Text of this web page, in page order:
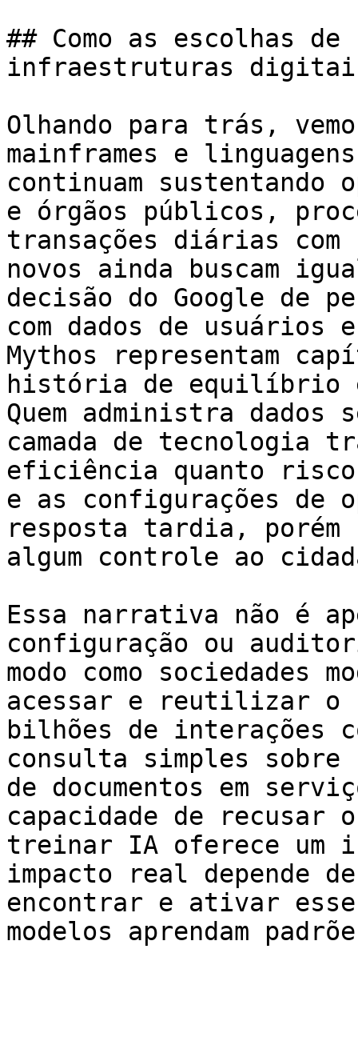
## Como as escolhas de
infraestruturas
Olhando para trás,
mainframes e
continuam sustentando
e órgãos públicos,
transações diárias com
novos ainda buscam
decisão do Google de
com dados de usuários
Mythos representam
história de equilíbrio
Quem administra dados
camada de tecnologia
eficiência quanto
e as configurações de
resposta tardia, porém
algum controle ao
Essa narrativa não é
configuração ou
modo como sociedades
acessar e reutilizar o
bilhões de interações
consulta simples
de documentos em
capacidade de recusar
treinar IA oferece um
impacto real depende
encontrar e ativar
modelos aprendam